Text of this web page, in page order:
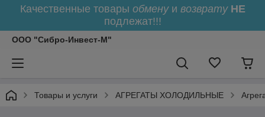
Качественные товары обменуи возврату НЕ
подлежат!!!
ООО "Сибро-Инвест-М"
Товары и услуги АГРЕГАТЫ ХОЛОДИЛЬНЫЕ